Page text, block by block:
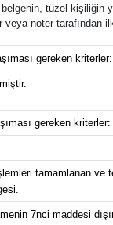
tüzel kişiliğin
noter tarafından
gereken kriterler:
gereken kriterler:
tamamlanan
7nci maddesi